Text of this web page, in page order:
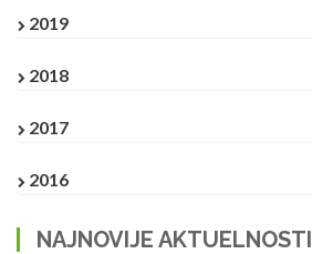
2019
2018
2017
2016
NAJNOVIJE AKTUELNOSTI